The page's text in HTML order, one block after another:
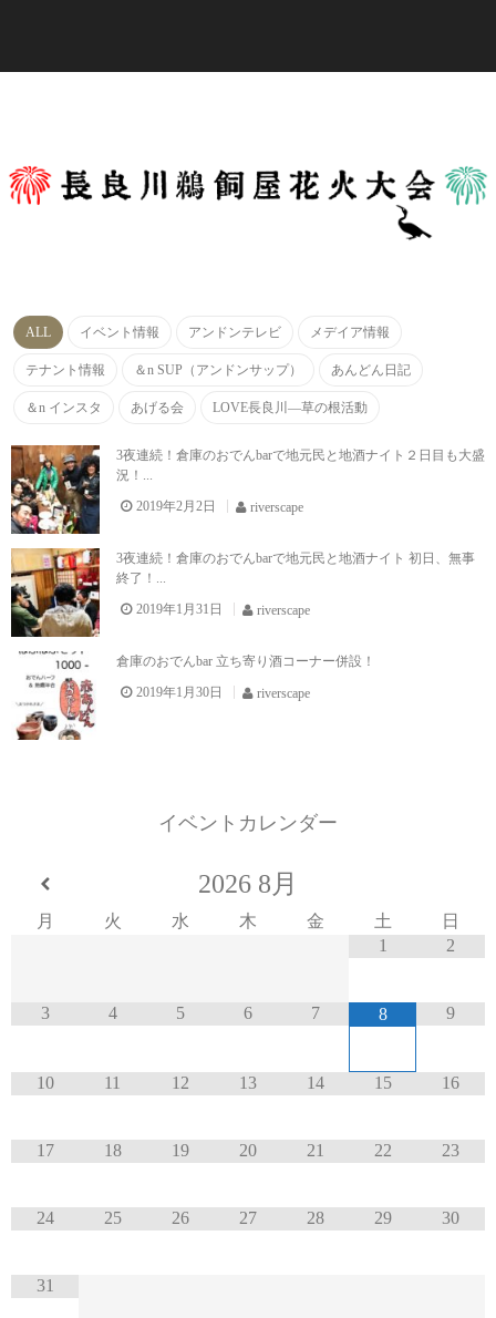
ALL イベント情報 アンドンテレビ メデイア情報
テナント情報 ＆n SUP（アンドンサップ） あんどん日記
＆n インスタ あげる会 LOVE長良川―草の根活動
3夜連続！倉庫のおでんbarで地元民と地酒ナイト２日目も大盛
況！...
2019年2月2日
riverscape
3夜連続！倉庫のおでんbarで地元民と地酒ナイト 初日、無事
終了！...
2019年1月31日
riverscape
倉庫のおでんbar 立ち寄り酒コーナー併設！
2019年1月30日
riverscape
イベントカレンダー
2026 8月
月 火 水 木 金 土
日
1
2
3 4 5 6 7 8 9
10 11 12 13 14 15 16
17 18 19 20 21 22 23
24 25 26 27 28 29 30
31